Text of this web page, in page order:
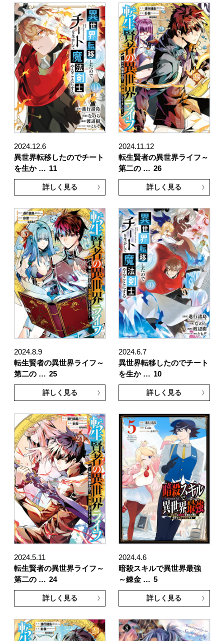
2024.12.6
異世界転移したのでチート
を生か … 11
詳しく見る
2024.11.12
転生賢者の異世界ライフ～
第二の … 26
詳しく見る
2024.8.9
転生賢者の異世界ライフ～
第二の … 25
詳しく見る
2024.6.7
異世界転移したのでチート
を生か … 10
詳しく見る
2024.5.11
転生賢者の異世界ライフ～
第二の … 24
詳しく見る
2024.4.6
暗殺スキルで異世界最強
～錬金 … 5
詳しく見る